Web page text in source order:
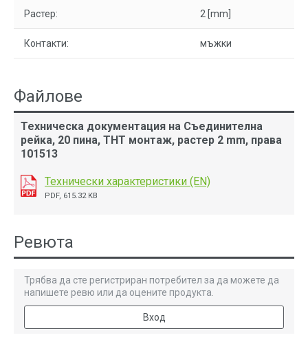
Растер: 2 [mm]
Контакти: мъжки
Файлове
Техническа документация на Съединителна
рейка, 20 пина, THT монтаж, растер 2 mm, права
101513
Технически характеристики (EN)
PDF, 615.32 KB
Ревюта
Трябва да сте регистриран потребител за да можете да
напишете ревю или да оцените продукта.
Вход